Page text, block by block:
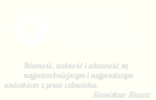
Równość, wolność i własność są
najpotrzebniejszym i najprostszym
wnioskiem z praw człowieka.
Stanisław Staszic